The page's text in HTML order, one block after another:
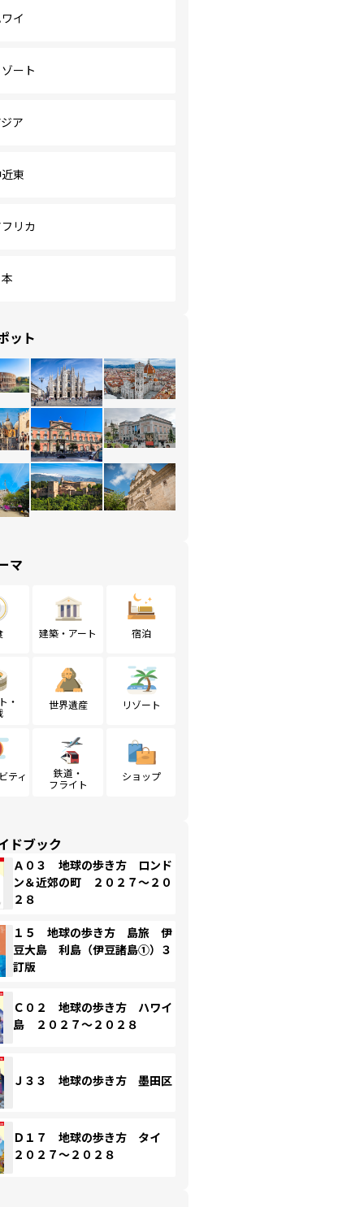
イ
ート
ア
東
リカ
ット
マ
建築・アート 宿泊
・
世界遺産 リゾート
ティ
鉄道・
フライト
ショップ
ドブック
Ａ０３ 地球の歩き方 ロンド
ン＆近郊の町 ２０２７～２０
２８
１５ 地球の歩き方 島旅 伊
豆大島 利島（伊豆諸島①）３
訂版
Ｃ０２ 地球の歩き方 ハワイ
島 ２０２７～２０２８
Ｊ３３ 地球の歩き方 墨田区
Ｄ１７ 地球の歩き方 タイ
２０２７～２０２８